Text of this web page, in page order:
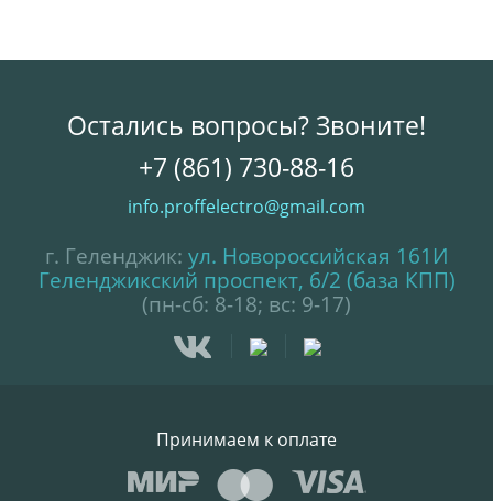
Остались вопросы? Звоните!
+7 (861) 730-88-16
info.proffelectro@gmail.com
г. Геленджик: ул. Новороссийская 161И
Геленджикский проспект, 6/2 (база КПП)
(пн-сб: 8-18; вс: 9-17)
Принимаем к оплате